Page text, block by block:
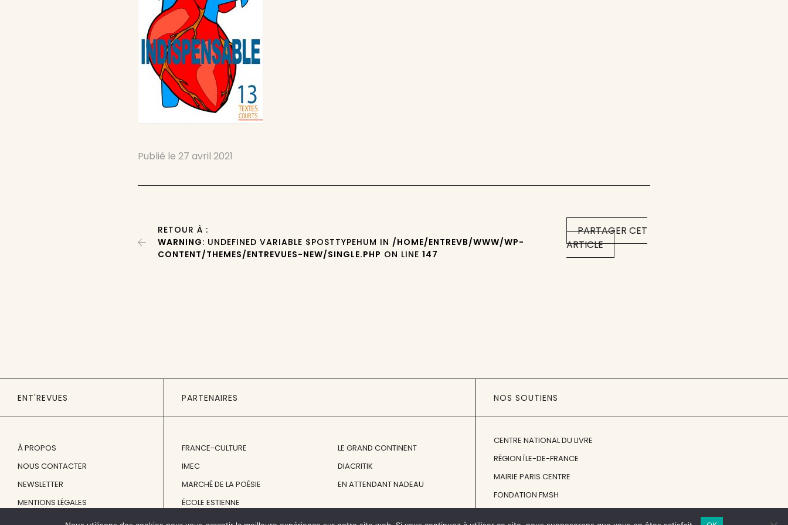
Publié le27 avril 2021
PARTAGER CET
ARTICLE
RETOUR À :
WARNING: UNDEFINED VARIABLE $POSTTYPEHUM IN /HOME/ENTREVB/WWW/WP-
CONTENT/THEMES/ENTREVUES-NEW/SINGLE.PHP ON LINE147
ENT'REVUES
À PROPOS
NOUS CONTACTER
NEWSLETTER
MENTIONS LÉGALES
PARTENAIRES
FRANCE-CULTURE
IMEC
MARCHÉ DE LA POÉSIE
ÉCOLE ESTIENNE
LE GRAND CONTINENT
DIACRITIK
EN ATTENDANT NADEAU
NOS SOUTIENS
CENTRE NATIONAL DU LIVRE
RÉGION ÎLE-DE-FRANCE
MAIRIE PARIS CENTRE
FONDATION FMSH